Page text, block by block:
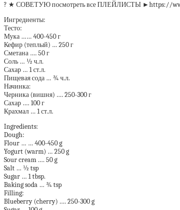
? ★ СОВЕТУЮ посмотреть все ПЛЕЙЛИСТЫ ►https://
Ингредиенты:
Тесто:
Мука …… 400-450 г
Кефир (теплый) … 250 г
Сметана …. 50 г
Соль … ½ ч.л.
Сахар … 1 ст.л.
Пищевая сода … ¾ ч.л.
Начинка:
Черника (вишня) …. 250-300 г
Сахар …. 100 г
Крахмал … 1 ст.л.
Ingredients:
Dough:
Flour … … 400-450 g
Yogurt (warm) … 250 g
Sour cream …. 50 g
Salt … ½ tsp
Sugar … 1 tbsp.
Baking soda … ¾ tsp
Filling:
Blueberry (cherry) …. 250-300 g